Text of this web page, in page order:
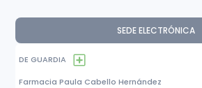
SEDE ELECTRÓNICA
DE GUARDIA
Farmacia Paula Cabello Hernández